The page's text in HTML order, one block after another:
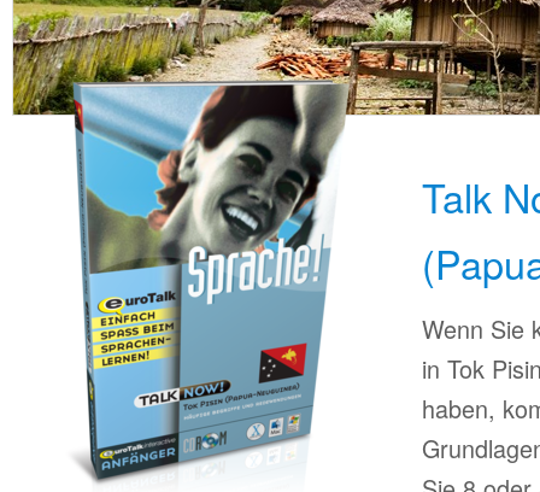
Talk
Wenn Sie
in Tok
haben,